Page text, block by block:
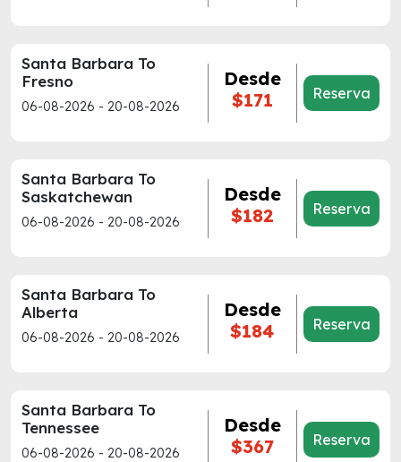
Santa Barbara To
Fresno
06-08-2026 - 20-08-2026
Desde
$171
Reserva
Santa Barbara To
Saskatchewan
06-08-2026 - 20-08-2026
Desde
$182
Reserva
Santa Barbara To
Alberta
06-08-2026 - 20-08-2026
Desde
$184
Reserva
Santa Barbara To
Tennessee
06-08-2026 - 20-08-2026
Desde
$367
Reserva